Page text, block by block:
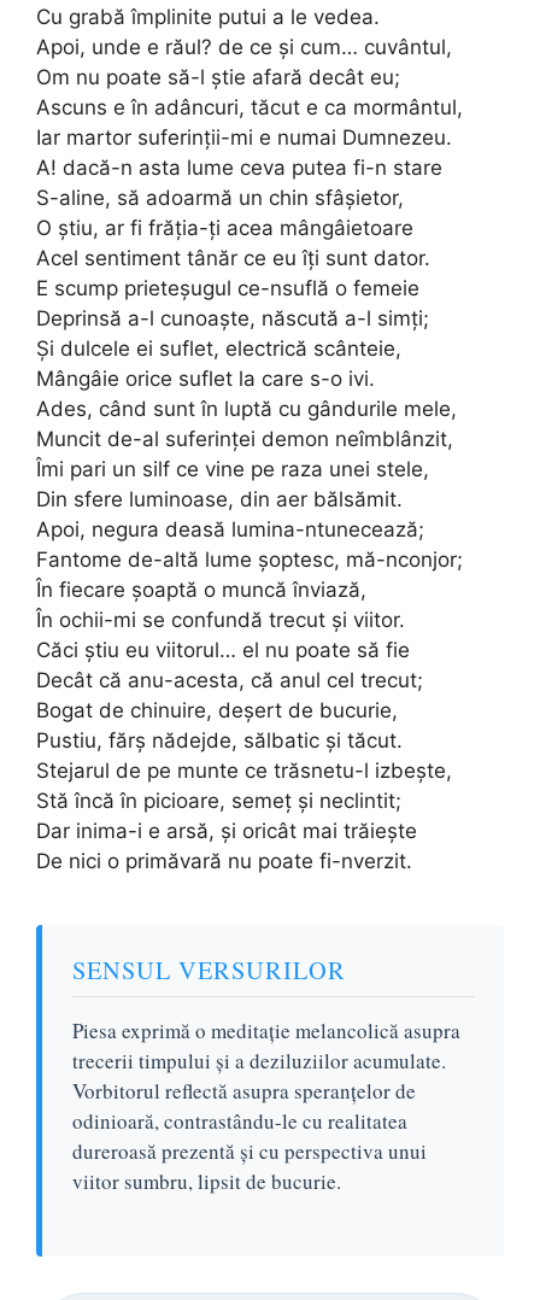
Cu grabă împlinite putui a le vedea.
Apoi, unde e răul? de ce și cum… cuvântul,
Om nu poate să-l știe afară decât eu;
Ascuns e în adâncuri, tăcut e ca mormântul,
Iar martor suferinții-mi e numai Dumnezeu.
A! dacă-n asta lume ceva putea fi-n stare
S-aline, să adoarmă un chin sfâșietor,
O știu, ar fi frăția-ți acea mângâietoare
Acel sentiment tânăr ce eu îți sunt dator.
E scump prieteșugul ce-nsuflă o femeie
Deprinsă a-l cunoaște, născută a-l simți;
Și dulcele ei suflet, electrică scânteie,
Mângâie orice suflet la care s-o ivi.
Ades, când sunt în luptă cu gândurile mele,
Muncit de-al suferinței demon neîmblânzit,
Îmi pari un silf ce vine pe raza unei stele,
Din sfere luminoase, din aer bălsămit.
Apoi, negura deasă lumina-ntunecează;
Fantome de-altă lume șoptesc, mă-nconjor;
În fiecare șoaptă o muncă înviază,
În ochii-mi se confundă trecut și viitor.
Căci știu eu viitorul… el nu poate să fie
Decât că anu-acesta, că anul cel trecut;
Bogat de chinuire, deșert de bucurie,
Pustiu, fărș nădejde, sălbatic și tăcut.
Stejarul de pe munte ce trăsnetu-l izbește,
Stă încă în picioare, semeț și neclintit;
Dar inima-i e arsă, și oricât mai trăiește
De nici o primăvară nu poate fi-nverzit.
SENSUL VERSURILOR
Piesa exprimă o meditație melancolică asupra
trecerii timpului și a deziluziilor acumulate.
Vorbitorul reflectă asupra speranțelor de
odinioară, contrastându-le cu realitatea
dureroasă prezentă și cu perspectiva unui
viitor sumbru, lipsit de bucurie.